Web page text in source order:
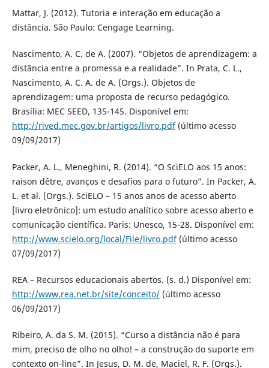
Mattar, J. (2012). Tutoria e interação em educação a
distância. São Paulo: Cengage Learning.
Nascimento, A. C. de A. (2007). “Objetos de aprendizagem: a
distância entre a promessa e a realidade”. In Prata, C. L.,
Nascimento, A. C. A. de A. (Orgs.). Objetos de
aprendizagem: uma proposta de recurso pedagógico.
Brasília: MEC SEED, 135-145. Disponível em:
http://rived.mec.gov.br/artigos/livro.pdf(último acesso
09/09/2017)
Packer, A. L., Meneghini, R. (2014). “O SciELO aos 15 anos:
raison d´être, avanços e desafios para o futuro”. In Packer, A.
L. et al. (Orgs.). SciELO – 15 anos anos de acesso aberto
[livro eletrônico]: um estudo analítico sobre acesso aberto e
comunicação científica. Paris: Unesco, 15-28. Disponível em:
http://www.scielo.org/local/File/livro.pdf(último acesso
07/09/2017)
REA – Recursos educacionais abertos. (s. d.) Disponível em:
http://www.rea.net.br/site/conceito/(último acesso
06/09/2017)
Ribeiro, A. da S. M. (2015). “Curso a distância não é para
mim, preciso de olho no olho! – a construção do suporte em
contexto on-line”. In Jesus, D. M. de, Maciel, R. F. (Orgs.).